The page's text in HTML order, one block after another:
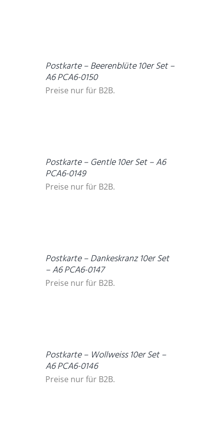
Postkarte – Beerenblüte 10er Set –
A6 PCA6-0150
Preise nur für B2B.
Postkarte – Gentle 10er Set – A6
PCA6-0149
Preise nur für B2B.
Postkarte – Dankeskranz 10er Set
– A6 PCA6-0147
Preise nur für B2B.
Postkarte – Wollweiss 10er Set –
A6 PCA6-0146
Preise nur für B2B.